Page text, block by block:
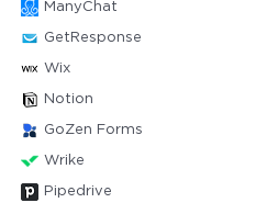
ManyChat
GetResponse
Wix
Notion
GoZen Forms
Wrike
Pipedrive